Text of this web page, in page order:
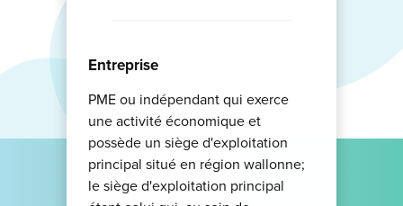
Entreprise
PME ou indépendant qui exerce
une activité économique et
possède un siège d'exploitation
principal situé en région wallonne;
le siège d'exploitation principal